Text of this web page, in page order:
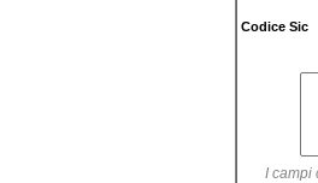
Codice Sic
I campi